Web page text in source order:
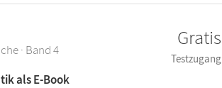
· Band 4
als E-Book
Gratis
Testzugang